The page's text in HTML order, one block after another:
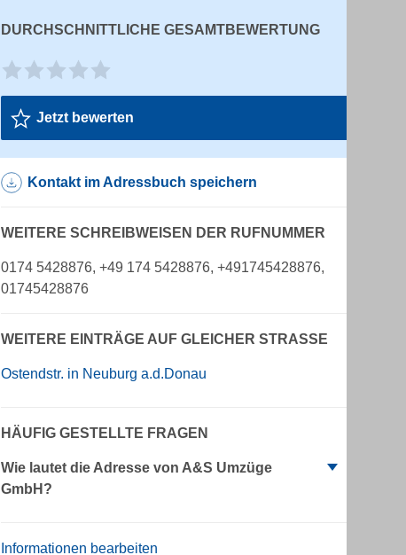
DURCHSCHNITTLICHE GESAMTBEWERTUNG
Jetzt bewerten
Kontakt im Adressbuch speichern
WEITERE SCHREIBWEISEN DER RUFNUMMER
0174 5428876, +49 174 5428876, +491745428876,
01745428876
WEITERE EINTRÄGE AUF GLEICHER STRASSE
Ostendstr. in Neuburg a.d.Donau
HÄUFIG GESTELLTE FRAGEN
Wie lautet die Adresse von A&S Umzüge
GmbH?
Informationen bearbeiten